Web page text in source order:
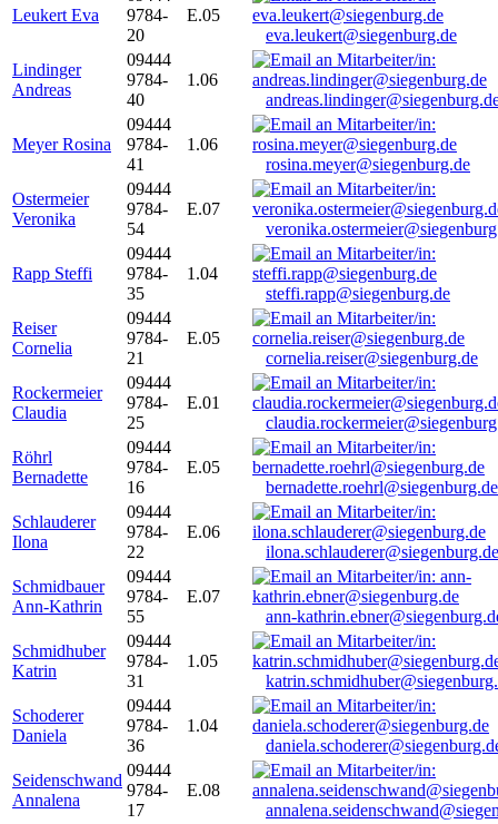
Leukert Eva
9784-
20
E.05
eva.leukert@siegenburg.de
Lindinger
Andreas
09444
9784-
40
1.06
Meyer Rosina
09444
9784-
41
1.06
rosina.meyer@siegenburg.de
Ostermeier
Veronika
09444
9784-
54
E.07
Rapp Steffi
09444
9784-
35
1.04
steffi.rapp@siegenburg.de
Reiser
Cornelia
09444
9784-
21
E.05
cornelia.reiser@siegenburg.de
Rockermeier
Claudia
09444
9784-
25
E.01
Röhrl
Bernadette
09444
9784-
16
E.05
bernadette.roehrl@siegenburg.de
Schlauderer
Ilona
09444
9784-
22
E.06
ilona.schlauderer@siegenburg.de
Schmidbauer
Ann-Kathrin
09444
9784-
55
E.07
ann-
Schmidhuber
Katrin
09444
9784-
31
1.05
Schoderer
Daniela
09444
9784-
36
1.04
Seidenschwand
Annalena
09444
9784-
17
E.08